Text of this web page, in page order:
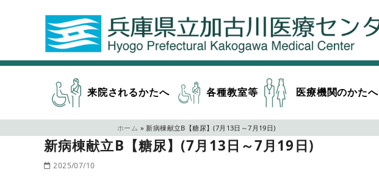
来院されるかたへ 各種教室等 医療機関のかたへ
ホーム » 新病棟献立B【糖尿】(7月13日～7月19日)
新病棟献立B【糖尿】(7月13日～7月19日)
2025/07/10